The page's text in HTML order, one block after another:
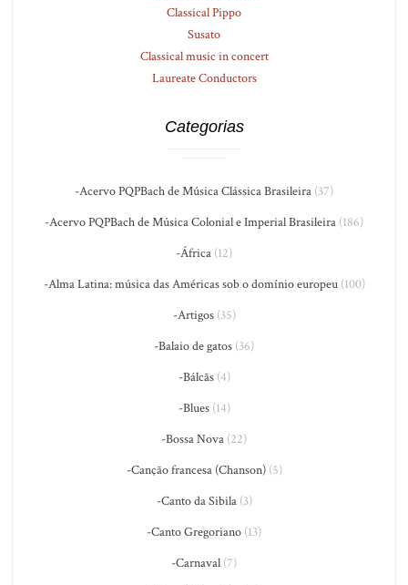
Classical Pippo
Susato
Classical music in concert
Laureate Conductors
Categorias
-Acervo PQPBach de Música Clássica Brasileira (37)
-Acervo PQPBach de Música Colonial e Imperial Brasileira (186)
-África (12)
-Alma Latina: música das Américas sob o domínio europeu(100)
-Artigos(35)
-Balaio de gatos (36)
-Bálcãs(4)
-Blues(14)
-Bossa Nova (22)
-Canção francesa (Chanson)(5)
-Canto da Sibila(3)
-Canto Gregoriano (13)
-Carnaval (7)